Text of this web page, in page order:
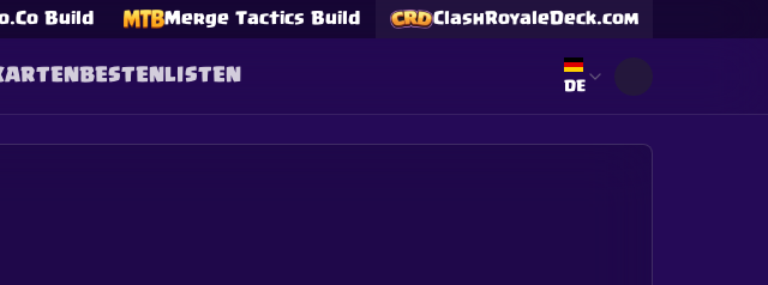
Build Merge Tactics Build ClashRoyaleDeck.com
BESTENLISTEN
Select language
DE